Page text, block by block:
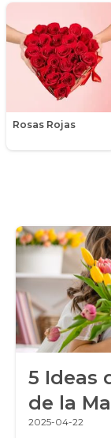
Rosas Rojas
5 Ideas
de la
2025-04-22